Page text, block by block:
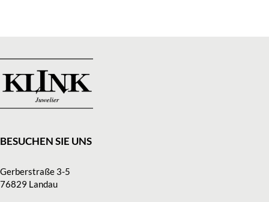
BESUCHEN SIE UNS
Gerberstraße 3-5
76829 Landau